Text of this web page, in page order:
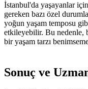
İstanbul'da yaşayanlar
gereken bazı özel
yoğun yaşam temposu
etkileyebilir. Bu nedenle,
bir yaşam tarzı
Sonuç ve